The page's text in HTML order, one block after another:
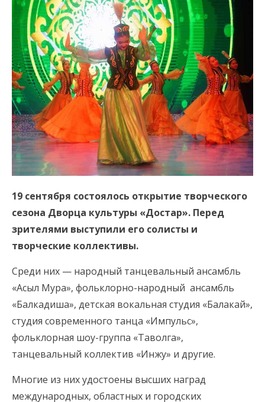
19 сентября состоялось открытие творческого
сезона Дворца культуры «Достар». Перед
зрителями выступили его солисты и
творческие коллективы.
Среди них — народный танцевальный ансамбль
«Асыл Мура», фольклорно-народный ансамбль
«Балкадиша», детская вокальная студия «Балакай»,
студия современного танца «Импульс»,
фольклорная шоу-группа «Таволга»,
танцевальный коллектив «Инжу» и другие.
Многие из них удостоены высших наград
международных, областных и городских